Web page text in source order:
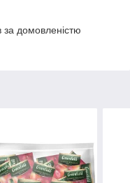
домовленістю